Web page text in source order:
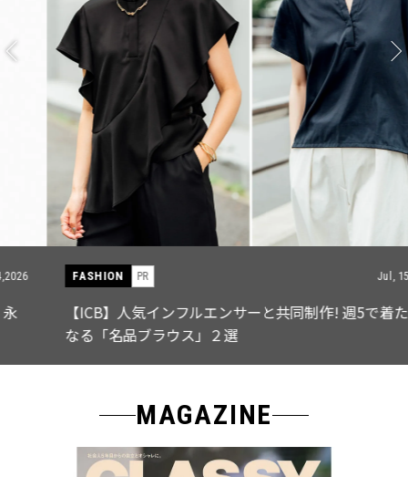
FASHION PR Jul, 15,2026
【ICB】人気インフルエンサーと共同制作! 週5で着たく
なる「名品ブラウス」２選
MAGAZINE